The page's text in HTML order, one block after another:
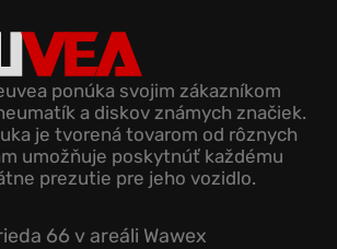
ponúka svojim zákazníkom
a diskov známych značiek.
je tvorená tovarom od rôznych
umožňuje poskytnúť každému
prezutie pre jeho vozidlo.
66 v areáli Wawex